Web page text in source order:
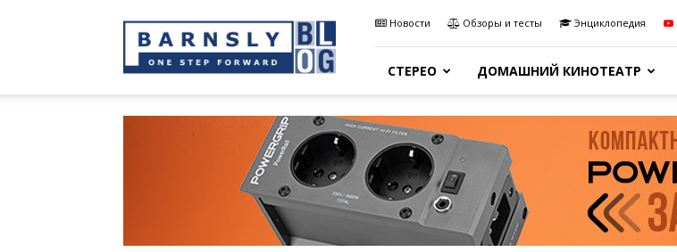
Sound
Blog
Новости Обзоры и тесты Энциклопедия
СТЕРЕО ДОМАШНИЙ КИНОТЕАТР